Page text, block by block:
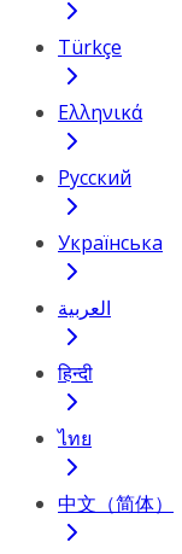
Türkçe
Ελληνικά
Русский
Українська
العربية
हिन्दी
ไทย
中文（简体）